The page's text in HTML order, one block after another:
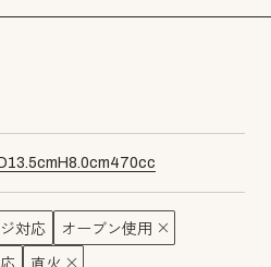
D13.5cm H8.0cm470cc
対応 オーブン使用